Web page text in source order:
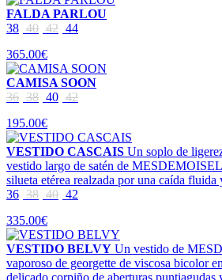
FALDA PARLOU
38 40 42 44
365.00€
CAMISA SOON
36 38 40 42
195.00€
VESTIDO CASCAIS Un soplo de
vestido largo de satén de
silueta etérea realzada por una caída
36 38 40 42
335.00€
VESTIDO BELVY Un vestido de
vaporoso de georgette de viscosa bicolor
delicado corpiño de aberturas puntiagudas